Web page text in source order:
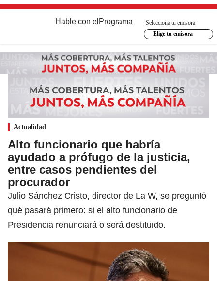
Hable con el Programa
Selecciona tu emisora
Elige tu emisora
Actualidad
Alto funcionario que habría
ayudado a prófugo de la justicia,
entre casos pendientes del
procurador
Julio Sánchez Cristo, director de La W, se preguntó
qué pasará primero: si el alto funcionario de
Presidencia renunciará o será destituido.